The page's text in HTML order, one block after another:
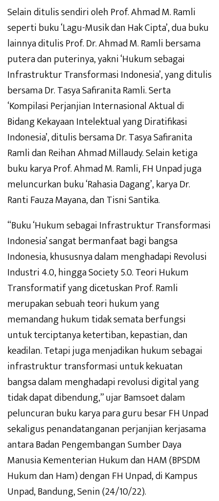
Selain ditulis sendiri oleh Prof. Ahmad M. Ramli
seperti buku ‘Lagu-Musik dan Hak Cipta’, dua buku
lainnya ditulis Prof. Dr. Ahmad M. Ramli bersama
putera dan puterinya, yakni ‘Hukum sebagai
Infrastruktur Transformasi Indonesia’, yang ditulis
bersama Dr. Tasya Safiranita Ramli. Serta
‘Kompilasi Perjanjian Internasional Aktual di
Bidang Kekayaan Intelektual yang Diratifikasi
Indonesia’, ditulis bersama Dr. Tasya Safiranita
Ramli dan Reihan Ahmad Millaudy. Selain ketiga
buku karya Prof. Ahmad M. Ramli, FH Unpad juga
meluncurkan buku ‘Rahasia Dagang’, karya Dr.
Ranti Fauza Mayana, dan Tisni Santika.
“Buku ‘Hukum sebagai Infrastruktur Transformasi
Indonesia’ sangat bermanfaat bagi bangsa
Indonesia, khususnya dalam menghadapi Revolusi
Industri 4.0, hingga Society 5.0. Teori Hukum
Transformatif yang dicetuskan Prof. Ramli
merupakan sebuah teori hukum yang
memandang hukum tidak semata berfungsi
untuk terciptanya ketertiban, kepastian, dan
keadilan. Tetapi juga menjadikan hukum sebagai
infrastruktur transformasi untuk kekuatan
bangsa dalam menghadapi revolusi digital yang
tidak dapat dibendung,” ujar Bamsoet dalam
peluncuran buku karya para guru besar FH Unpad
sekaligus penandatanganan perjanjian kerjasama
antara Badan Pengembangan Sumber Daya
Manusia Kementerian Hukum dan HAM (BPSDM
Hukum dan Ham) dengan FH Unpad, di Kampus
Unpad, Bandung, Senin (24/10/22).